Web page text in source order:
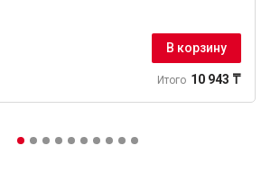
В корзину
Итого 10 943 ₸